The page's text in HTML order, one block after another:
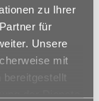
zu Ihrer
für
Unsere
mit
bereitgestellt